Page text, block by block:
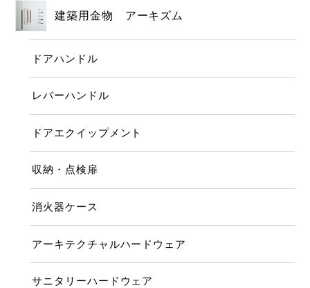
建築用金物 アーキズム
ドアハンドル
レバーハンドル
ドアエクイップメント
収納・点検扉
消火器ケース
アーキテクチャルハードウェア
サニタリーハードウェア